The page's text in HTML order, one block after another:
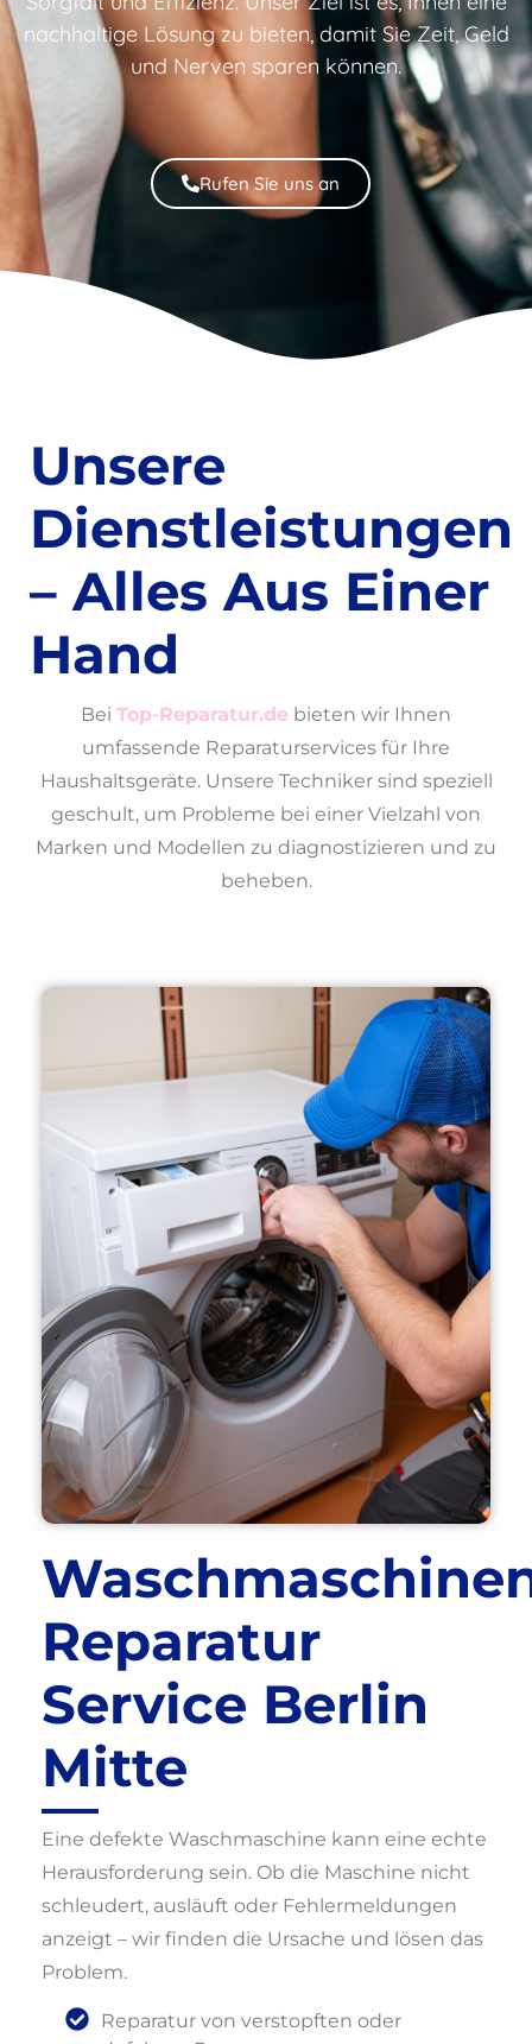
nachhaltige Lösung zu bieten, damit Sie Zeit, Geld
und Nerven sparen können.
Rufen Sie uns an
Unsere
Dienstleistungen
– Alles Aus Einer
Hand
Bei Top-Reparatur.de bieten wir Ihnen
umfassende Reparaturservices für Ihre
Haushaltsgeräte. Unsere Techniker sind speziell
geschult, um Probleme bei einer Vielzahl von
Marken und Modellen zu diagnostizieren und zu
beheben.
Reparatur
Service Berlin
Mitte
Eine defekte Waschmaschine kann eine echte
Herausforderung sein. Ob die Maschine nicht
schleudert, ausläuft oder Fehlermeldungen
anzeigt – wir finden die Ursache und lösen das
Problem.
Reparatur von verstopften oder